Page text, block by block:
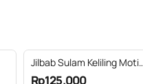
Jilbab Sulam Keliling Motif
2
Rp125.000